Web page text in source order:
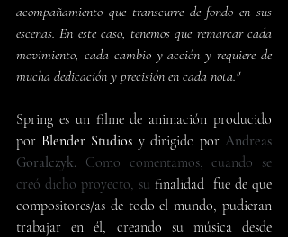
acompañamiento que transcurre de fondo en sus
escenas. En este caso, tenemos que remarcar cada
movimiento, cada cambio y acción y requiere de
mucha dedicación y precisión en cada nota."
Spring es un filme de animación producido
por Blender Studios y dirigido por Andreas
Goralczyk. Como comentamos, cuando se
creó dicho proyecto, su finalidad  fue de que
compositores/as de todo el mundo, pudieran
trabajar en él, creando su música desde